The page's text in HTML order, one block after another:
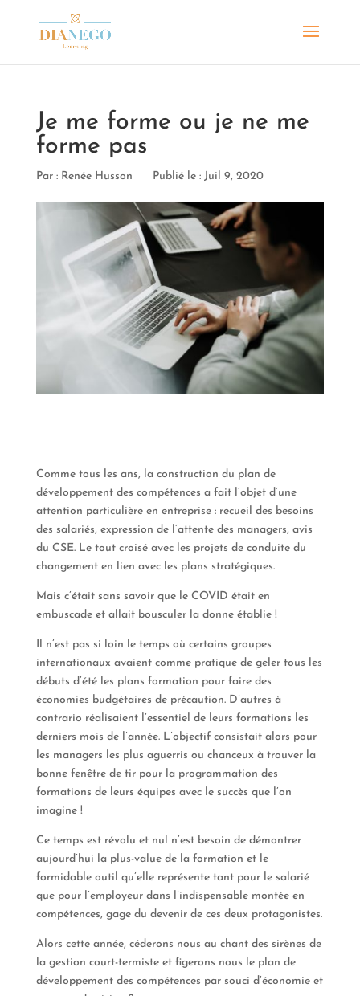
Je me forme ou je ne me
forme pas
Par : Renée Husson Publié le : Juil 9, 2020
Comme tous les ans, la construction du plan de
développement des compétences a fait l’objet d’une
attention particulière en entreprise : recueil des besoins
des salariés, expression de l’attente des managers, avis
du CSE. Le tout croisé avec les projets de conduite du
changement en lien avec les plans stratégiques.
Mais c’était sans savoir que le COVID était en
embuscade et allait bousculer la donne établie !
Il n’est pas si loin le temps où certains groupes
internationaux avaient comme pratique de geler tous les
débuts d’été les plans formation pour faire des
économies budgétaires de précaution. D’autres à
contrario réalisaient l’essentiel de leurs formations les
derniers mois de l’année. L’objectif consistait alors pour
les managers les plus aguerris ou chanceux à trouver la
bonne fenêtre de tir pour la programmation des
formations de leurs équipes avec le succès que l’on
imagine !
Ce temps est révolu et nul n’est besoin de démontrer
aujourd’hui la plus-value de la formation et le
formidable outil qu’elle représente tant pour le salarié
que pour l’employeur dans l’indispensable montée en
compétences, gage du devenir de ces deux protagonistes.
Alors cette année, céderons nous au chant des sirènes de
la gestion court-termiste et figerons nous le plan de
développement des compétences par souci d’économie et